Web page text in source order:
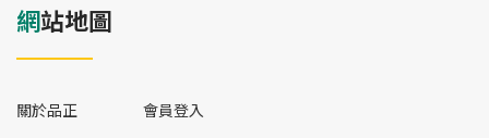
網站地圖
關於品正
會員登入